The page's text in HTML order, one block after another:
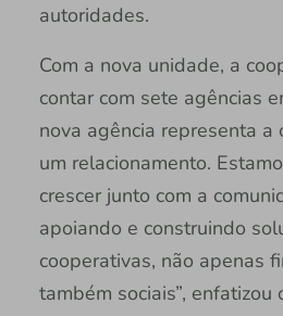
autoridades.
Com a nova unidade, a
contar com sete agências
nova agência representa a
um relacionamento.
crescer junto com a
apoiando e construindo
cooperativas, não apenas
também sociais”,